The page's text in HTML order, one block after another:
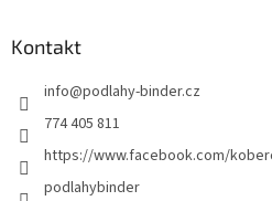
Kontakt
info@podlahy-binder.cz
774 405 811
https://www.facebook.com/
podlahybinder